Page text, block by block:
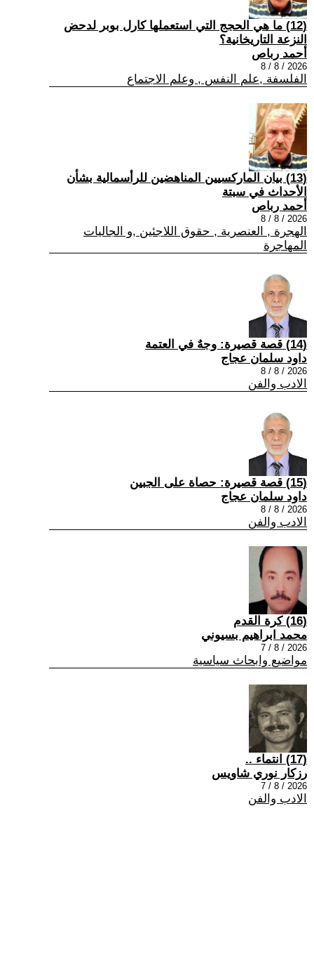
(12) ما هي الحجج التي استعملها كارل بوبر لدحض
النزعة التاريخانية؟
أحمد رباص
2026 / 8 / 8
الفلسفة ,علم النفس , وعلم الاجتماع
(13) بيان الماركسيين المناهضين للرأسمالية بشأن
الأحداث في سبتة
أحمد رباص
2026 / 8 / 8
الهجرة , العنصرية , حقوق اللاجئين ,و الجاليات
المهاجرة
(14) قصة قصيرة: وجهٌ في العتمة
داود سلمان عجاج
2026 / 8 / 8
الادب والفن
(15) قصة قصيرة: حصاة على الجبين
داود سلمان عجاج
2026 / 8 / 8
الادب والفن
(16) كرة القدم
محمد ابراهيم بسيوني
2026 / 8 / 7
مواضيع وابحاث سياسية
(17) انتماء ..
رزكار نوري شاويس
2026 / 8 / 7
الادب والفن